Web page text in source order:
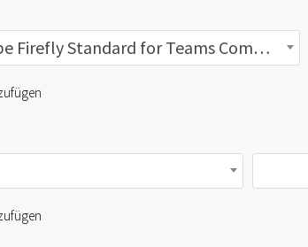
ADOBE VIP Adobe Firefly Standard for Teams Commercial Multilanguage